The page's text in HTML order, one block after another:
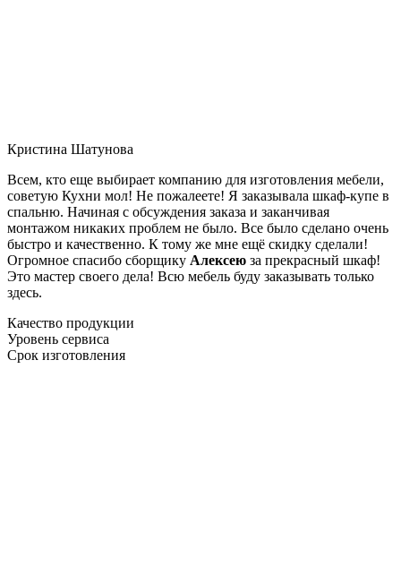
Кристина Шатунова
Всем, кто еще выбирает компанию для изготовления мебели,
советую Кухни мол! Не пожалеете! Я заказывала шкаф-купе в
спальню. Начиная с обсуждения заказа и заканчивая
монтажом никаких проблем не было. Все было сделано очень
быстро и качественно. К тому же мне ещё скидку сделали!
Огромное спасибо сборщику Алексею за прекрасный шкаф!
Это мастер своего дела! Всю мебель буду заказывать только
здесь.
Качество продукции
Уровень сервиса
Срок изготовления